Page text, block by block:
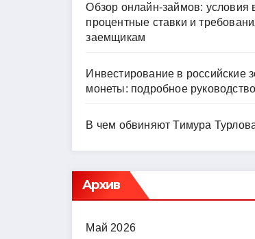
Обзор онлайн-займов: условия
процентные ставки и
заемщикам
Инвестирование в российские
монеты: подробное руководство
В чем обвиняют Тимура
Архив
Май 2026